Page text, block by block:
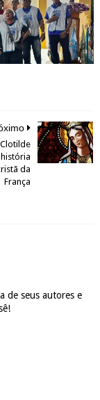
da
França
de seus autores e